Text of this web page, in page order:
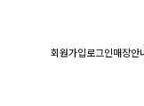
회원가입로그인매장안